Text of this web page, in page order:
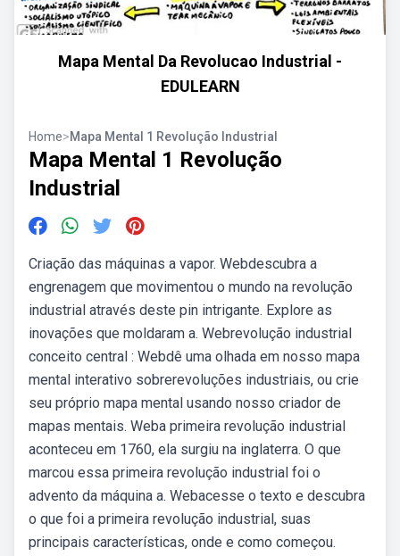
Mapa Mental Da Revolucao Industrial -
EDULEARN
Home>Mapa Mental 1 Revolução Industrial
Mapa Mental 1 Revolução
Industrial
Criação das máquinas a vapor. Webdescubra a
engrenagem que movimentou o mundo na revolução
industrial através deste pin intrigante. Explore as
inovações que moldaram a. Webrevolução industrial
conceito central : Webdê uma olhada em nosso mapa
mental interativo sobrerevoluções industriais, ou crie
seu próprio mapa mental usando nosso criador de
mapas mentais. Weba primeira revolução industrial
aconteceu em 1760, ela surgiu na inglaterra. O que
marcou essa primeira revolução industrial foi o
advento da máquina a. Webacesse o texto e descubra
o que foi a primeira revolução industrial, suas
principais características, onde e como começou.